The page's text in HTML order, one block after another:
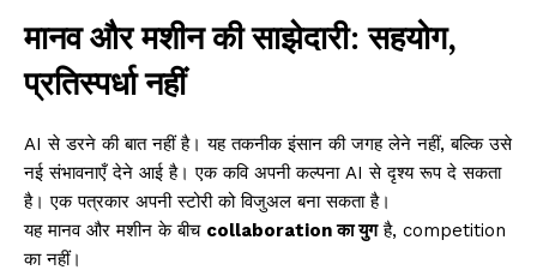
मानव और मशीन की साझेदारी: सहयोग,
प्रतिस्पर्धा नहीं
AI से डरने की बात नहीं है। यह तकनीक इंसान की जगह लेने नहीं, बल्कि उसे
नई संभावनाएँ देने आई है। एक कवि अपनी कल्पना AI से दृश्य रूप दे सकता
है। एक पत्रकार अपनी स्टोरी को विजुअल बना सकता है।
यह मानव और मशीन के बीच collaboration का युगहै, competition
का नहीं।